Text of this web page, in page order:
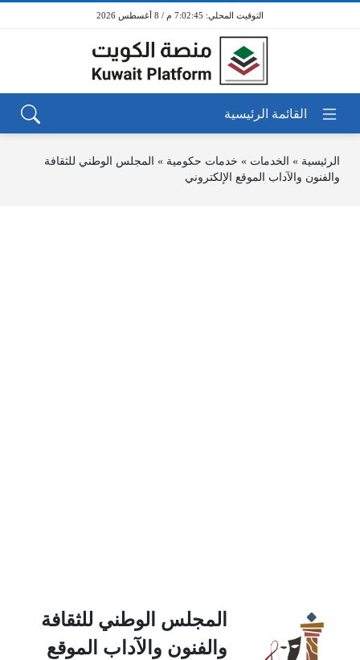
7:02:45 م / 8 أغسطس 2026
الرئيسية » الخدمات » خدمات حكومية » المجلس الوطني للثقافة
والفنون والآداب الموقع الإلكتروني
المجلس الوطني للثقافة
والفنون والآداب الموقع